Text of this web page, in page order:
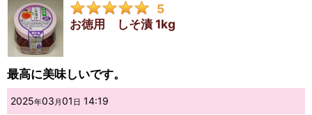
5
お徳用 しそ漬 1kg
最高に美味しいです。
2025年03 月01 日 14:19